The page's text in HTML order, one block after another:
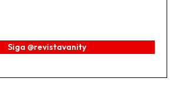
Siga @revistavanity